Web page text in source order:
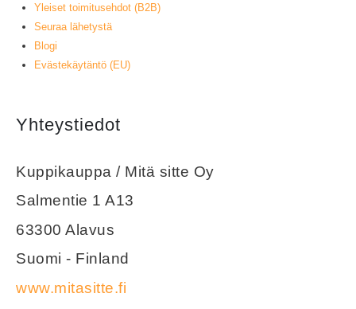
Yleiset toimitusehdot (B2B)
Seuraa lähetystä
Blogi
Evästekäytäntö (EU)
Yhteystiedot
Kuppikauppa / Mitä sitte Oy
Salmentie 1 A13
63300 Alavus
Suomi - Finland
www.mitasitte.fi